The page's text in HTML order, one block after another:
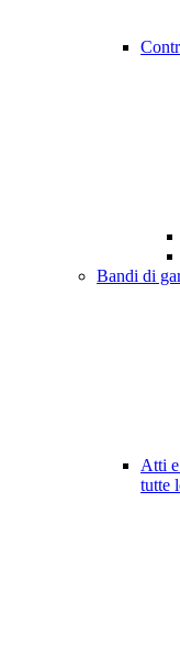
Bandi di
Atti
tutte